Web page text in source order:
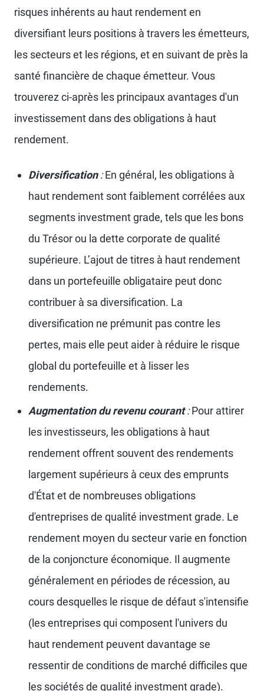
risques inhérents au haut rendement en
diversifiant leurs positions à travers les émetteurs,
les secteurs et les régions, et en suivant de près la
santé financière de chaque émetteur. Vous
trouverez ci-après les principaux avantages d'un
investissement dans des obligations à haut
rendement.
Diversification :En général, les obligations à
haut rendement sont faiblement corrélées aux
segments investment grade, tels que les bons
du Trésor ou la dette corporate de qualité
supérieure. L’ajout de titres à haut rendement
dans un portefeuille obligataire peut donc
contribuer à sa diversification. La
diversification ne prémunit pas contre les
pertes, mais elle peut aider à réduire le risque
global du portefeuille et à lisser les
rendements.
Augmentation du revenu courant :Pour attirer
les investisseurs, les obligations à haut
rendement offrent souvent des rendements
largement supérieurs à ceux des emprunts
d'État et de nombreuses obligations
d'entreprises de qualité investment grade. Le
rendement moyen du secteur varie en fonction
de la conjoncture économique. Il augmente
généralement en périodes de récession, au
cours desquelles le risque de défaut s'intensifie
(les entreprises qui composent l'univers du
haut rendement peuvent davantage se
ressentir de conditions de marché difficiles que
les sociétés de qualité investment grade).